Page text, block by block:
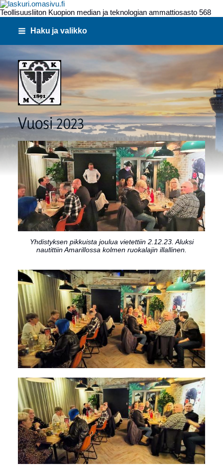
Teollisuusliiton Kuopion median ja teknologian ammattiosasto 568
sivun
Haku ja valikko
568
Vuosi 2023
Yhdistyksen pikkuista joulua vietettiin 2.12.23. Aluksi
nautittiin Amarillossa kolmen ruokalajin illallinen.